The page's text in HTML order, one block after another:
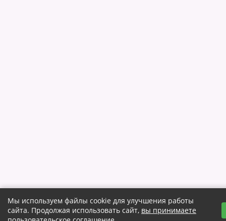
Мы используем файлы cookie для улучшения работы
сайта. Продолжая использовать сайт, вы принимаете